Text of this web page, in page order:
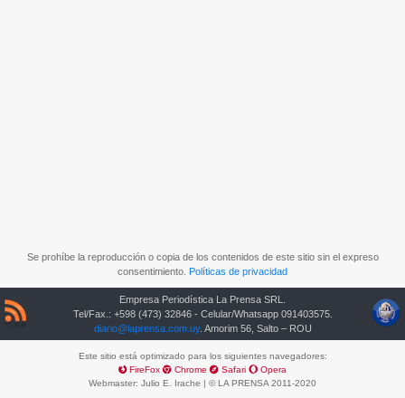
Se prohíbe la reproducción o copia de los contenidos de este sitio sin el expreso
consentimiento. Políticas de privacidad
Empresa Periodística La Prensa SRL.
Tel/Fax.: +598 (473) 32846 - Celular/Whatsapp 091403575.
diario@laprensa.com.uy. Amorim 56, Salto – ROU
Este sitio está optimizado para los siguientes navegadores:
FireFox
Chrome Safari
Opera
Webmaster: Julio E. Irache | © LA PRENSA 2011-2020